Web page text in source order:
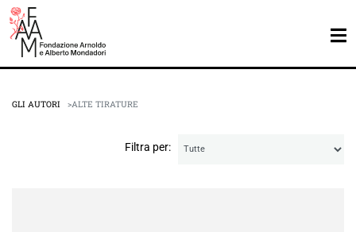
GLI AUTORI ALTE TIRATURE
Filtra per: